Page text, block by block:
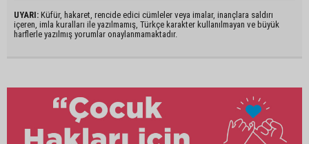
UYARI: Küfür, hakaret, rencide edici cümleler veya imalar, inançlara saldırı
içeren, imla kuralları ile yazılmamış, Türkçe karakter kullanılmayan ve büyük
harflerle yazılmış yorumlar onaylanmamaktadır.